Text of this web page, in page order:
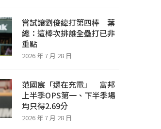
嘗試讓劉俊緯打第四棒 葉
總：這棒次排誰全壘打已非
重點
2026 年 7 月 28 日
范國宸「還在充電」 富邦
上半季OPS第一、下半季場
均只得2.69分
2026 年 7 月 28 日